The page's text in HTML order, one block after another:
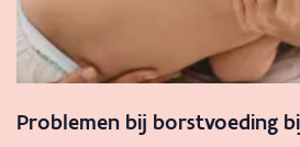
Problemen bij borstvoeding